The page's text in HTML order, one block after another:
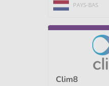
PAYS-BAS
Clim8